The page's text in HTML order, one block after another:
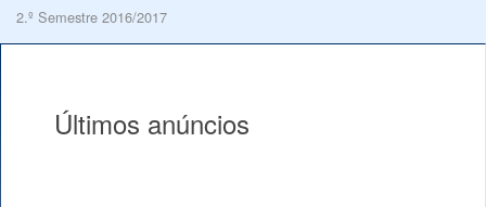
2.º Semestre 2016/2017
Últimos anúncios